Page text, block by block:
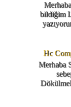
bildiğim
Hc
Merhaba